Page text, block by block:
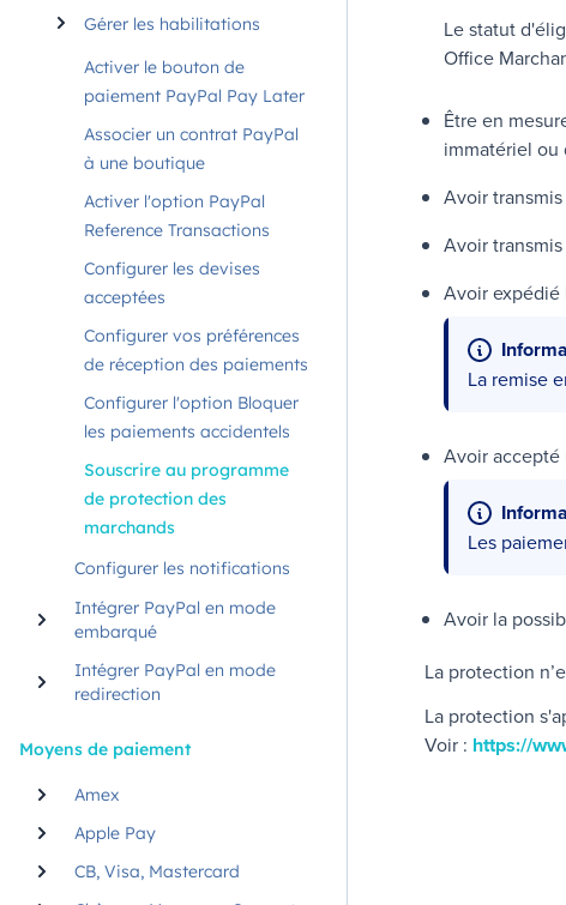
Gérer les habilitations
Activer le bouton de
paiement PayPal Pay Later
Associer un contrat PayPal
à une boutique
Activer l'option PayPal
Reference Transactions
Configurer les devises
acceptées
Configurer vos préférences
de réception des paiements
Configurer l'option Bloquer
les paiements accidentels
Souscrire au programme
de protection des
marchands
Configurer les notifications
Intégrer PayPal en mode
embarqué
Intégrer PayPal en mode
redirection
Moyens de paiement
Amex
Apple Pay
CB, Visa, Mastercard
Le statut
Office
Être en
immatériel ou
Avoir
Avoir
Avoir expédié
La remise
Avoir
Les
Avoir la
La protection
La protection
Voir : https://